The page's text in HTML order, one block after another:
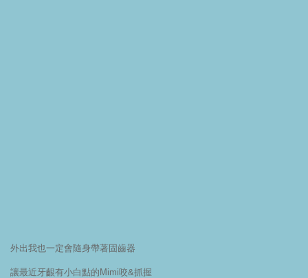
外出我也一定會隨身帶著固齒器
讓最近牙齦有小白點的Mimi咬&抓握